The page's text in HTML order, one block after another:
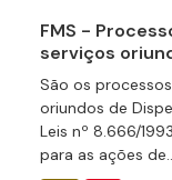
FMS -
serviços
São os
oriundos de
Leis nº 8.666/
para as ações